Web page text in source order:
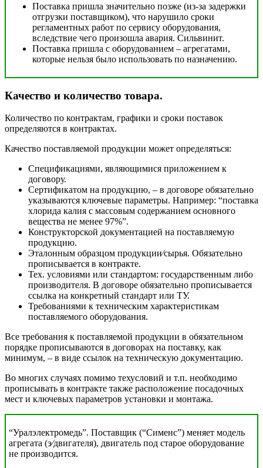
Поставка пришла значительно позже (из-за задержки
отгрузки поставщиком), что нарушило сроки
регламентных работ по сервису оборудования,
вследствие чего произошла авария. Сильвинит.
Поставка пришла с оборудованием – агрегатами,
которые нельзя было использовать по назначению.
Качество и количество товара.
Количество по контрактам, графики и сроки поставок
определяются в контрактах.
Качество поставляемой продукции может определяться:
Спецификациями, являющимися приложением к
договору.
Сертификатом на продукцию, – в договоре обязательно
указываются ключевые параметры. Например: “поставка
хлорида калия с массовым содержанием основного
вещества не менее 97%”.
Конструкторской документацией на поставляемую
продукцию.
Эталонным образцом продукции⁄сырья. Обязательно
прописывается в контракте.
Тех. условиями или стандартом: государственным либо
производителя. В договоре обязательно прописывается
ссылка на конкретный стандарт или ТУ.
Требованиями к техническим характеристикам
поставляемого оборудования.
Все требования к поставляемой продукции в обязательном
порядке прописываются в договорах на поставку, как
минимум, – в виде ссылок на техническую документацию.
Во многих случаях помимо техусловий и т.п. необходимо
прописывать в контракте также расположение посадочных
мест и ключевых параметров установки и монтажа.
“Уралэлектромедь”. Поставщик (“Сименс”) меняет модель
агрегата (э⁄двигателя), двигатель под старое оборудование
не производится.